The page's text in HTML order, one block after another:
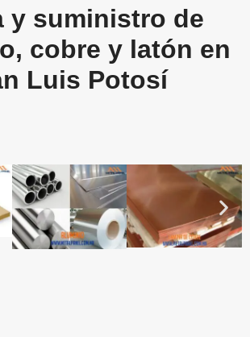
y suministro de
cobre y latón en
Luis Potosí